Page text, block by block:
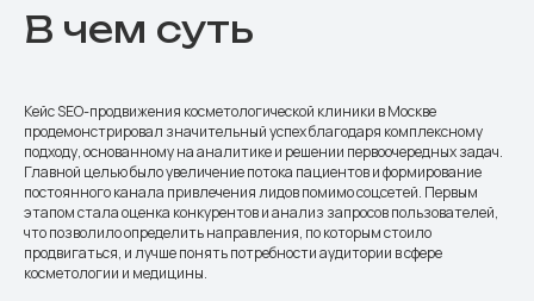
В чем суть
Кейс SEO-продвижения косметологической клиники в Москве
продемонстрировал значительный успех благодаря комплексному
подходу, основанному на аналитике и решении первоочередных задач.
Главной целью было увеличение потока пациентов и формирование
постоянного канала привлечения лидов помимо соцсетей. Первым
этапом стала оценка конкурентов и анализ запросов пользователей,
что позволило определить направления, по которым стоило
продвигаться, и лучше понять потребности аудитории в сфере
косметологии и медицины.